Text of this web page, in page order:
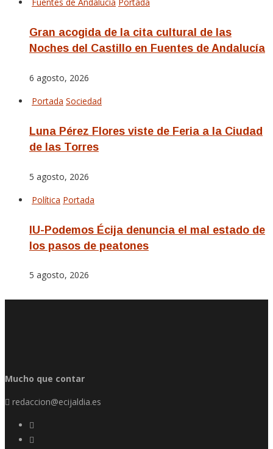
Gran acogida de la cita cultural de las
Noches del Castillo en Fuentes de Andalucía
6 agosto, 2026
Portada Sociedad
Luna Pérez Flores viste de Feria a la Ciudad
de las Torres
5 agosto, 2026
Política Portada
IU-Podemos Écija denuncia el mal estado de
los pasos de peatones
5 agosto, 2026
Mucho que contar
redaccion@ecijaldia.es